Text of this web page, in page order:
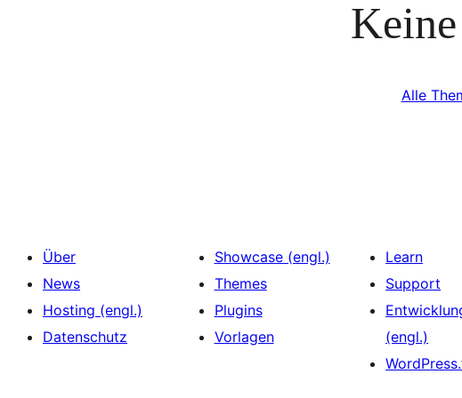
Alle
Über
News
Hosting (engl.)
Datenschutz
Showcase (engl.)
Themes
Plugins
Vorlagen
Learn
Support
(engl.)